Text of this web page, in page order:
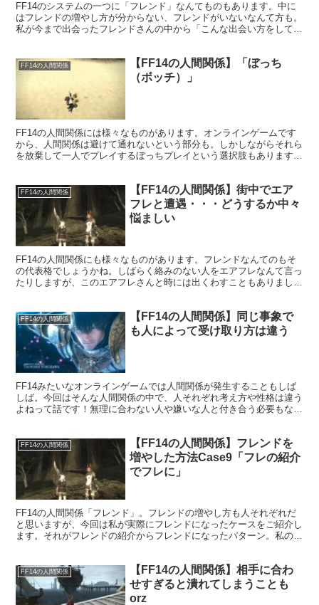
FF14のシステムの一つに「フレンド」なんてものもあります。中に
はフレンドの増やし方が分からない、フレンドがいないなんて方も。
私が今まで出会ったフレンドさんの中から「こんな出会い方をしてフ
FF14の人間関係
【FF14の人間関係】「ぼっち
（ボッチ）」
FF14の人間関係には様々なものがあります。オンラインゲームです
から、人間関係は避けて通れないという部分も。しかしながらそれら
を放棄して一人でプレイするぼっちプレイという選択肢もあります。
FF14の人間関係
【FF14の人間関係】街中でエア
フレと遭遇・・・どうするか中々
悩ましい
FF14の人間関係にも様々なものがあります。フレンドなんてのもそ
の代表格でしょうかね。しばらく絡みのない人をエアフレなんて言っ
たりしますが、このエアフレさんと時には出くわすこともありまし
FF14の人間関係
【FF14の人間関係】同じ事象で
も人によって受け取り方は違う
FF14みたいなオンラインゲームでは人間関係が発生することもしば
しば。今回はそんな人間関係の中で、人それぞれ考え方や性格は違う
よねって話です！無理に合わない人や嫌いな人と付き合う必要もない
FF14の人間関係
【FF14の人間関係】フレンドを
増やした方法Case9「フレの紹介
でフレに」
FF14の人間関係「フレンド」。フレンドの増やし方も人それぞれだ
と思いますが、今回は私が実際にフレンドになったケースをご紹介し
ます。それがフレンドの紹介からフレンドになったパターン。私の初
FF14の人間関係
【FF14の人間関係】相手に合わ
せすぎると潰れてしまうことも
orz